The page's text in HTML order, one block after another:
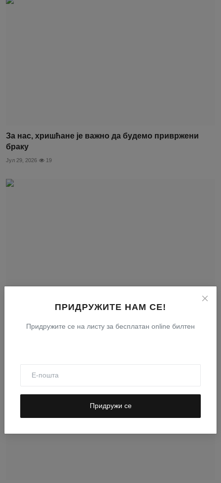
ПРИДРУЖИТЕ НАМ СЕ!
Придружите се на листу за бесплатан online билтен
Придружи се
За нас, хришћане је важно да будемо привржени
браку
Јул 29, 2026 19
Јул 31, 2026 25